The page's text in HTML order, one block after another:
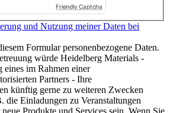
Friendly Captcha
und Nutzung meiner Daten bei
Formular personenbezogene Daten.
würde Heidelberg Materials -
eines im Rahmen einer
Partners - Ihre
künftig gerne zu weiteren Zwecken
die Einladungen zu Veranstaltungen